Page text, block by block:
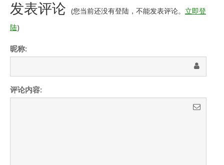
发表评论 (您当前还没有登陆，不能发表评论。 立即登
陆)
昵称:
评论内容: